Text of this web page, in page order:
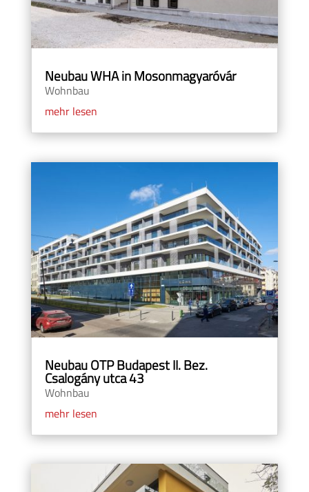
Neubau WHA in Mosonmagyaróvár
Wohnbau
mehr lesen
Neubau OTP Budapest II. Bez.
Csalogány utca 43
Wohnbau
mehr lesen